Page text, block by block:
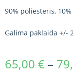
90% poliesteris,
Galima paklaida +/-
65,00 € –